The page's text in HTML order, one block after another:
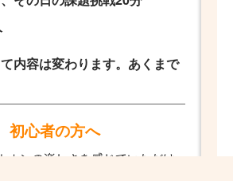
内容は変わります。あくまで
初心者の方へ
ホンの楽しさを感じていただけ